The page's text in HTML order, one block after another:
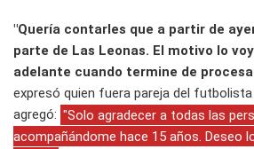
"Quería contarles que a partir de
parte de Las Leonas. El motivo lo
adelante cuando termine de
expresó quien fuera pareja del
agregó: "Solo agradecer a todas las
acompañándome hace 15 años. Deseo